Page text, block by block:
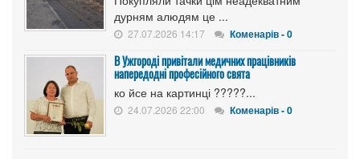
дурням алюдям це ...
27.07.2026 14:17 Коменарів - 0
В Ужгороді привітали медичних працівників
напередодні професійного свята
ко йсе на картинці ?????...
24.07.2026 22:00 Коменарів - 0